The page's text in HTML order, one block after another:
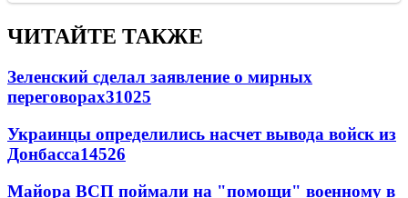
ЧИТАЙТЕ ТАКЖЕ
Зеленский сделал заявление о мирных
переговорах31025
Украинцы определились насчет вывода войск из
Донбасса14526
Майора ВСП поймали на "помощи" военному в